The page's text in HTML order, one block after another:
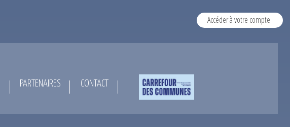
Accéder à votre compte
PARTENAIRES CONTACT